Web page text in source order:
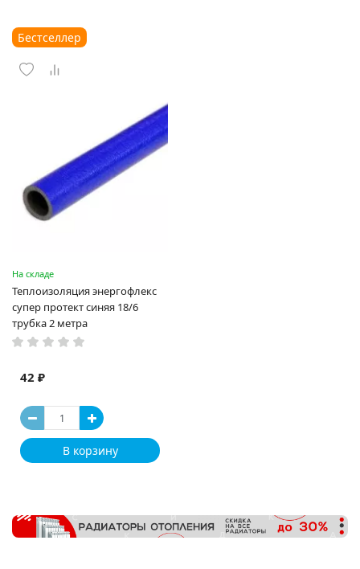
Бестселлер
На складе
Теплоизоляция энергофлекс
супер протект синяя 18/6
трубка 2 метра
42 ₽
В корзину